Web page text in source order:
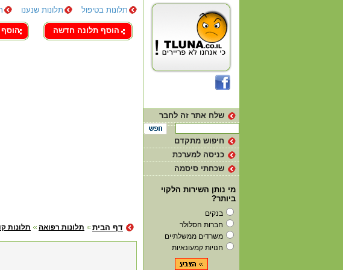
תלונות בטיפול תלונות שנענו
צור קשר
הוסף תלונה חדשה
תלונות תלונות רפואה דף הבית
שלח אתר זה לחבר
חיפוש מתקדם
כניסה למערכת
שכחתי סיסמה
מי נותן השירות הלקוי
ביותר?
בנקים
חברות הסלולר
משרדים ממשלתיים
חנויות קמעונאיות